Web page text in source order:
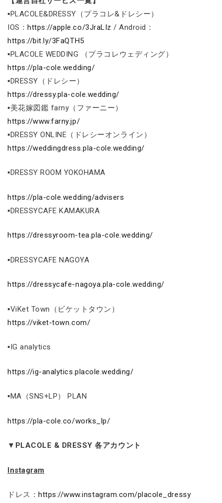
▪PLACOLE&DRESSY（プラコレ&ドレシー）
IOS：https://apple.co/3JraLIz / Android：
https://bit.ly/3FaQTH5
▪PLACOLE WEDDING （プラコレウェディング）
https://pla-cole.wedding/
▪DRESSY（ドレシー）
https://dressy.pla-cole.wedding/
▪美花嫁図鑑 farny（ファーニー）
https://www.farny.jp/
▪DRESSY ONLINE（ドレシーオンライン）
https://weddingdress.pla-cole.wedding/
▪DRESSY ROOM YOKOHAMA
https://pla-cole.wedding/advisers
▪DRESSYCAFE KAMAKURA
https://dressyroom-tea.pla-cole.wedding/
▪DRESSYCAFE NAGOYA
https://dressycafe-nagoya.pla-cole.wedding/
▪ViKet Town（ビケットタウン）
https://viket-town.com/
▪IG analytics
https://ig-analytics.placole.wedding/
▪MA（SNS+LP） PLAN
https://pla-cole.co/works_lp/
▼PLACOLE & DRESSY 各アカウント
Instagram
ドレス：https://www.instagram.com/placole_dressy